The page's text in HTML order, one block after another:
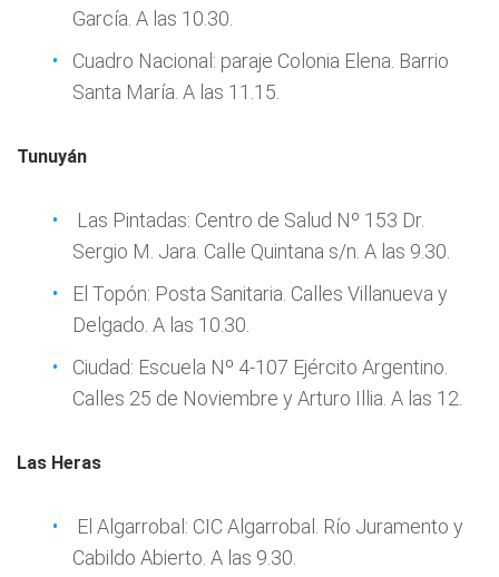
García. A las 10.30.
Cuadro Nacional: paraje Colonia Elena. Barrio
Santa María. A las 11.15.
Tunuyán
Las Pintadas: Centro de Salud Nº 153 Dr.
Sergio M. Jara. Calle Quintana s/n. A las 9.30.
El Topón: Posta Sanitaria. Calles Villanueva y
Delgado. A las 10.30.
Ciudad: Escuela Nº 4-107 Ejército Argentino.
Calles 25 de Noviembre y Arturo Illia. A las 12.
Las Heras
El Algarrobal: CIC Algarrobal. Río Juramento y
Cabildo Abierto. A las 9.30.